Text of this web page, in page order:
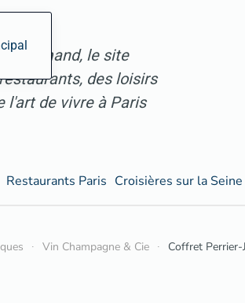
le site
des loisirs
l'art de vivre à Paris
Restaurants Paris Croisières sur la Seine
Vin Champagne & Cie Coffret Perrier-